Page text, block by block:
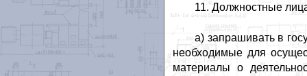
11. Должностные
а) запрашивать в
необходимые для
материалы о